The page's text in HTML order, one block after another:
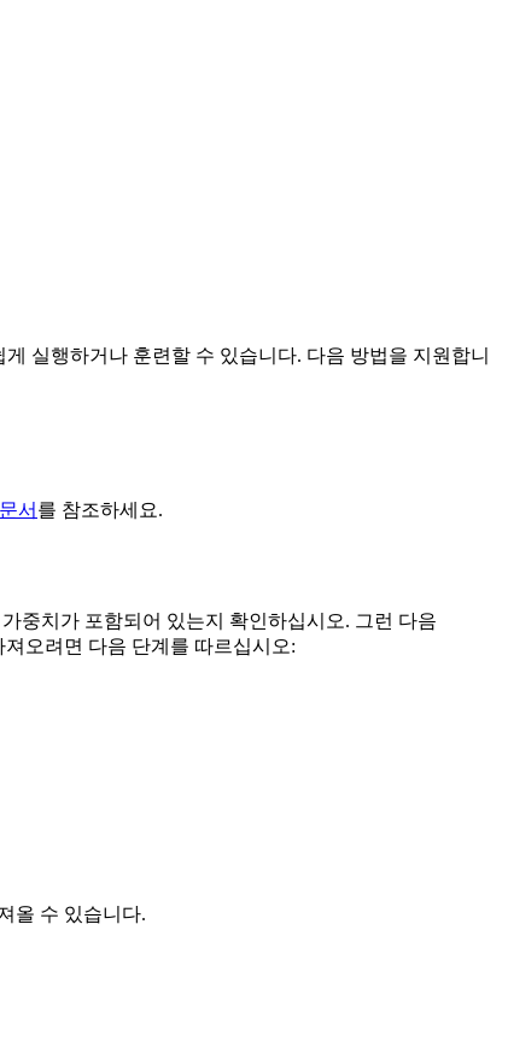
실행하거나 훈련할 수 있습니다. 다음 방법을 지원합니
문서 를 참조하세요.
중치가 포함되어 있는지 확인하십시오. 그런 다음
오려면 다음 단계를 따르십시오:
올 수 있습니다.